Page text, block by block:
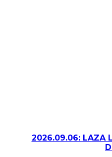
2026.09.06: LAZA